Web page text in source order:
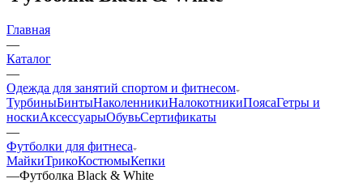
Главная
—
Каталог
—
Одежда для занятий спортом и фитнесом
ТурбиныБинтыНаколенникиНалокотникиПоясаГетры и
носкиАксессуарыОбувьСертификаты
—
Футболки для фитнеса
МайкиТрикоКостюмыКепки
—Футболка Black & White